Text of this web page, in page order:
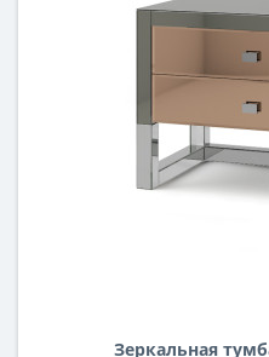
Зеркальная